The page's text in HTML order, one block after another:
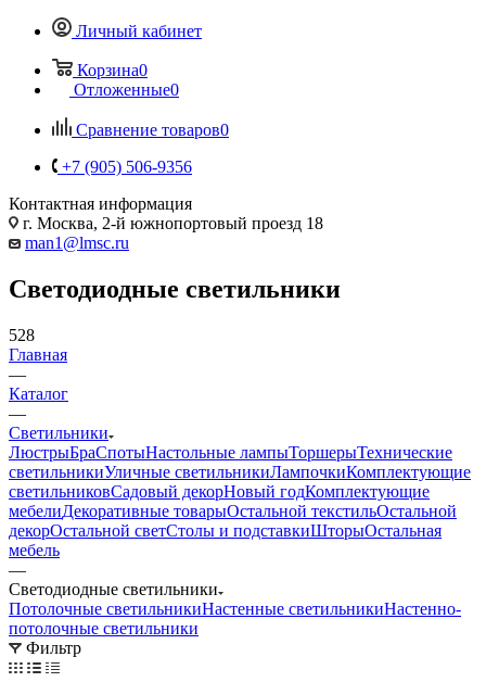
Личный кабинет
Корзина0
Отложенные0
Сравнение товаров0
+7 (905) 506-9356
Контактная информация
г. Москва, 2-й южнопортовый проезд 18
man1@lmsc.ru
Светодиодные светильники
528
Главная
—
Каталог
—
Светильники
ЛюстрыБраСпотыНастольные лампыТоршерыТехнические
светильникиУличные светильникиЛампочкиКомплектующие
светильниковСадовый декорНовый годКомплектующие
мебелиДекоративные товарыОстальной текстильОстальной
декорОстальной светСтолы и подставкиШторыОстальная
мебель
—
Светодиодные светильники
Потолочные светильникиНастенные светильникиНастенно-
потолочные светильники
Фильтр